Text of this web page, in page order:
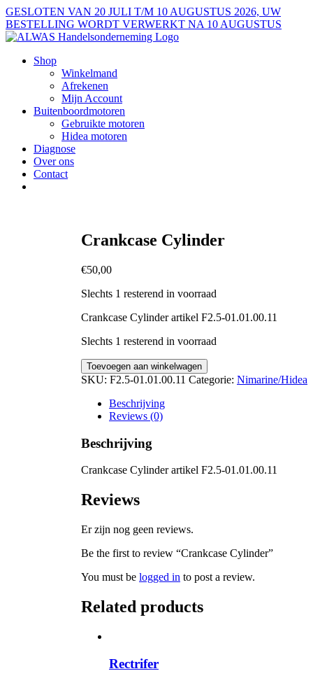
Ga
naar
inhoud
GESLOTEN VAN 20 JULI T/M 10 AUGUSTUS 2026, UW
BESTELLING WORDT VERWERKT NA 10 AUGUSTUS
Shop
Winkelmand
Afrekenen
Mijn Account
Buitenboordmotoren
Gebruikte motoren
Hidea motoren
Diagnose
Over ons
Contact
Crankcase Cylinder
€50,00
Slechts 1 resterend in voorraad
Crankcase Cylinder artikel F2.5-01.01.00.11
Slechts 1 resterend in voorraad
Crankcase
Cylinder
Toevoegen aan winkelwagen
SKU: F2.5-01.01.00.11 Categorie: Nimarine/Hidea
Beschrijving
Reviews (0)
Beschrijving
Crankcase Cylinder artikel F2.5-01.01.00.11
Reviews
Er zijn nog geen reviews.
Be the first to review “Crankcase Cylinder”
You must be logged in to post a review.
Related products
Rectrifer